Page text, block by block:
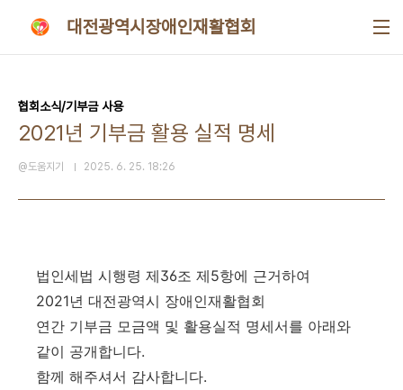
대전광역시장애인재활협회
협회소식/기부금 사용
2021년 기부금 활용 실적 명세
@도움지기 2025. 6. 25. 18:26
법인세법 시행령 제36조 제5항에 근거하여
2021년 대전광역시 장애인재활협회
연간 기부금 모금액 및 활용실적 명세서를 아래와
같이 공개합니다.
함께 해주셔서 감사합니다.